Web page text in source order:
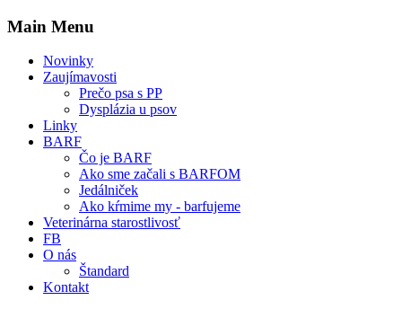
Main Menu
Novinky
Zaujímavosti
Prečo psa s PP
Dysplázia u psov
Linky
BARF
Čo je BARF
Ako sme začali s BARFOM
Jedálniček
Ako kŕmime my - barfujeme
Veterinárna starostlivosť
FB
O nás
Štandard
Kontakt